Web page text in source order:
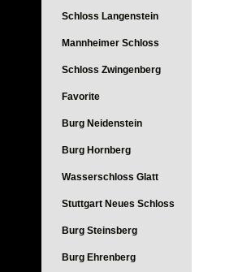
Schloss Langenstein
Mannheimer Schloss
Schloss Zwingenberg
Favorite
Burg Neidenstein
Burg Hornberg
Wasserschloss Glatt
Stuttgart Neues Schloss
Burg Steinsberg
Burg Ehrenberg